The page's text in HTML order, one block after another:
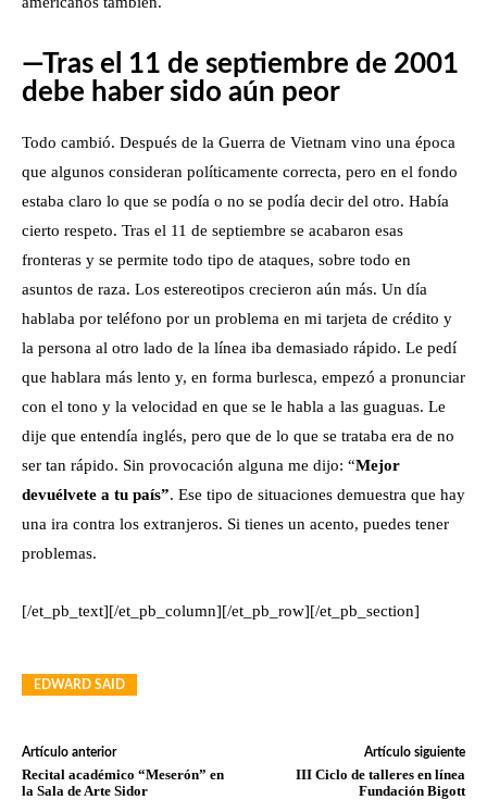
—Tras el 11 de septiembre de 2001
debe haber sido aún peor
Todo cambió. Después de la Guerra de Vietnam vino una época
que algunos consideran políticamente correcta, pero en el fondo
estaba claro lo que se podía o no se podía decir del otro. Había
cierto respeto. Tras el 11 de septiembre se acabaron esas
fronteras y se permite todo tipo de ataques, sobre todo en
asuntos de raza. Los estereotipos crecieron aún más. Un día
hablaba por teléfono por un problema en mi tarjeta de crédito y
la persona al otro lado de la línea iba demasiado rápido. Le pedí
que hablara más lento y, en forma burlesca, empezó a pronunciar
con el tono y la velocidad en que se le habla a las guaguas. Le
dije que entendía inglés, pero que de lo que se trataba era de no
ser tan rápido. Sin provocación alguna me dijo: “Mejor
devuélvete a tu país”. Ese tipo de situaciones demuestra que hay
una ira contra los extranjeros. Si tienes un acento, puedes tener
problemas.
[/et_pb_text][/et_pb_column][/et_pb_row][/et_pb_section]
EDWARD SAID
Artículo anterior
Recital académico “Meserón” en
la Sala de Arte Sidor
Artículo siguiente
III Ciclo de talleres en línea
Fundación Bigott